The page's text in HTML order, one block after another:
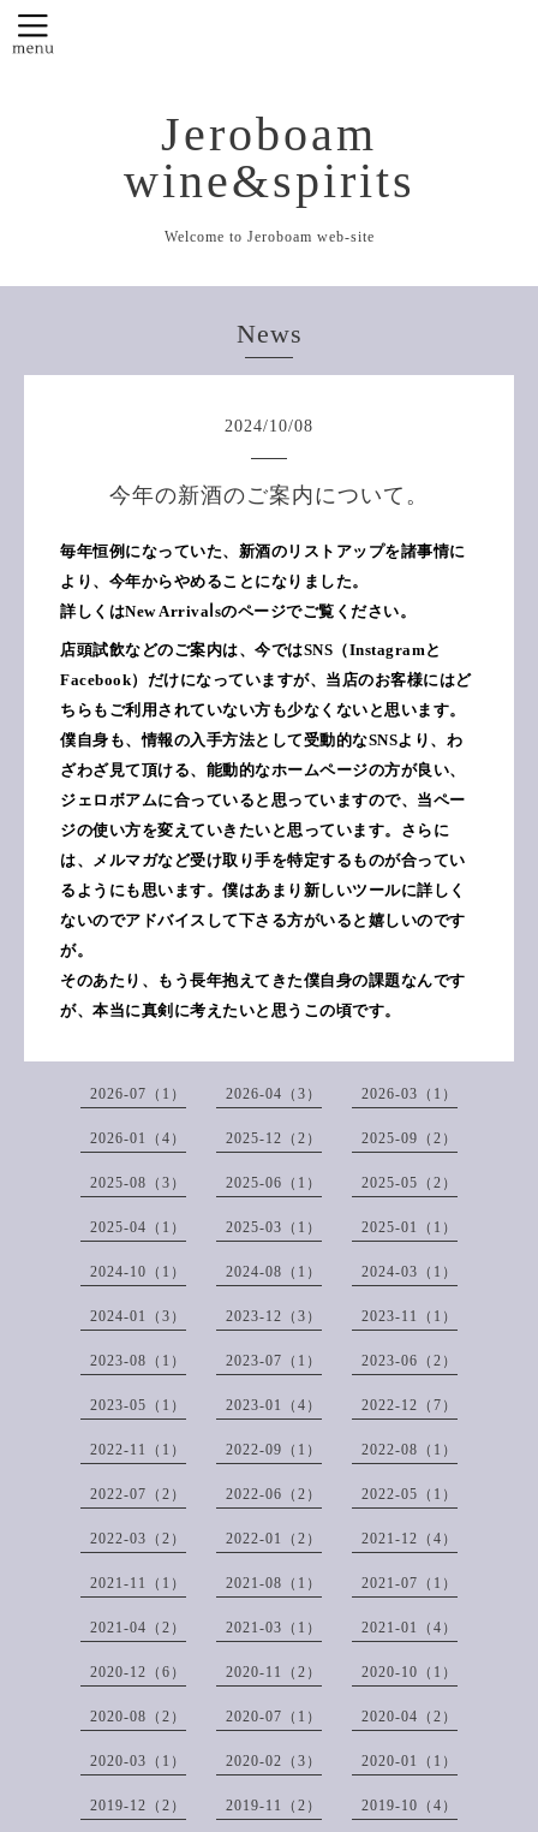
Jeroboam
wine&spirits
Welcome to Jeroboam web-site
News
2024/10/08
今年の新酒のご案内について。
毎年恒例になっていた、新酒のリストアップを諸事情に
より、今年からやめることになりました。
詳しくはNew Arrivaⅼsのページでご覧ください。
店頭試飲などのご案内は、今ではSNS（Instagramと
Facebook）だけになっていますが、当店のお客様にはど
ちらもご利用されていない方も少なくないと思います。
僕自身も、情報の入手方法として受動的なSNSより、わ
ざわざ見て頂ける、能動的なホームページの方が良い、
ジェロボアムに合っていると思っていますので、当ペー
ジの使い方を変えていきたいと思っています。さらに
は、メルマガなど受け取り手を特定するものが合ってい
るようにも思います。僕はあまり新しいツールに詳しく
ないのでアドバイスして下さる方がいると嬉しいのです
が。
そのあたり、もう長年抱えてきた僕自身の課題なんです
が、本当に真剣に考えたいと思うこの頃です。
2026-07（1） 2026-04（3） 2026-03（1）
2026-01（4） 2025-12（2） 2025-09（2）
2025-08（3） 2025-06（1） 2025-05（2）
2025-04（1） 2025-03（1） 2025-01（1）
2024-10（1） 2024-08（1） 2024-03（1）
2024-01（3） 2023-12（3） 2023-11（1）
2023-08（1） 2023-07（1） 2023-06（2）
2023-05（1） 2023-01（4） 2022-12（7）
2022-11（1） 2022-09（1） 2022-08（1）
2022-07（2） 2022-06（2） 2022-05（1）
2022-03（2） 2022-01（2） 2021-12（4）
2021-11（1） 2021-08（1） 2021-07（1）
2021-04（2） 2021-03（1） 2021-01（4）
2020-12（6） 2020-11（2） 2020-10（1）
2020-08（2） 2020-07（1） 2020-04（2）
2020-03（1） 2020-02（3） 2020-01（1）
2019-12（2） 2019-11（2） 2019-10（4）